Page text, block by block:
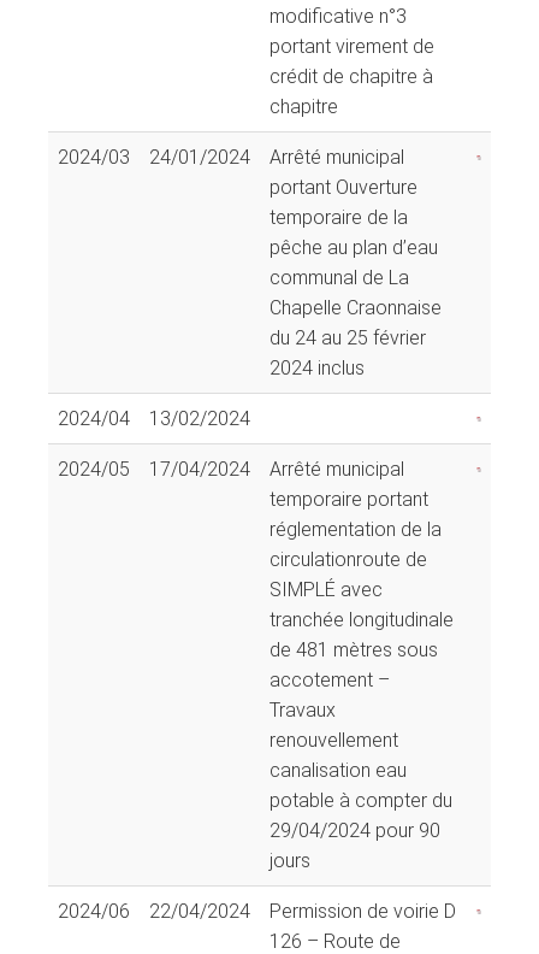
modificative n°3
portant virement de
crédit de chapitre à
chapitre
2024/03 24/01/2024
Arrêté municipal
portant Ouverture
temporaire de la
pêche au plan d’eau
communal de La
Chapelle Craonnaise
du 24 au 25 février
2024 inclus
2024/04 13/02/2024
2024/05 17/04/2024
Arrêté municipal
temporaire portant
réglementation de la
circulationroute de
SIMPLÉ avec
tranchée longitudinale
de 481 mètres sous
accotement –
Travaux
renouvellement
canalisation eau
potable à compter du
29/04/2024 pour 90
jours
2024/06 22/04/2024
Permission de voirie D
126 – Route de